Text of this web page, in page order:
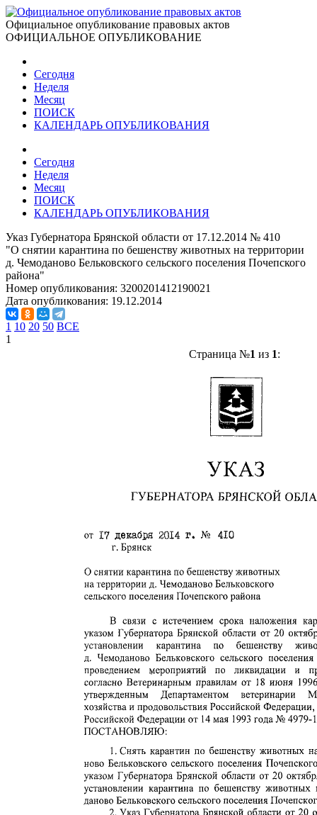
Официальное опубликование правовых актов
ОФИЦИАЛЬНОЕ ОПУБЛИКОВАНИЕ
Сегодня
Неделя
Месяц
ПОИСК
КАЛЕНДАРЬ ОПУБЛИКОВАНИЯ
Сегодня
Неделя
Месяц
ПОИСК
КАЛЕНДАРЬ ОПУБЛИКОВАНИЯ
Указ Губернатора Брянской области от 17.12.2014 № 410
"О снятии карантина по бешенству животных на территории
д. Чемоданово Бельковского сельского поселения Почепского
района"
Номер опубликования: 3200201412190021
Дата опубликования: 19.12.2014
1 10 20 50 ВСЕ
1
Страница №1 из 1: